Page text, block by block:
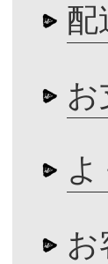
配
お
お